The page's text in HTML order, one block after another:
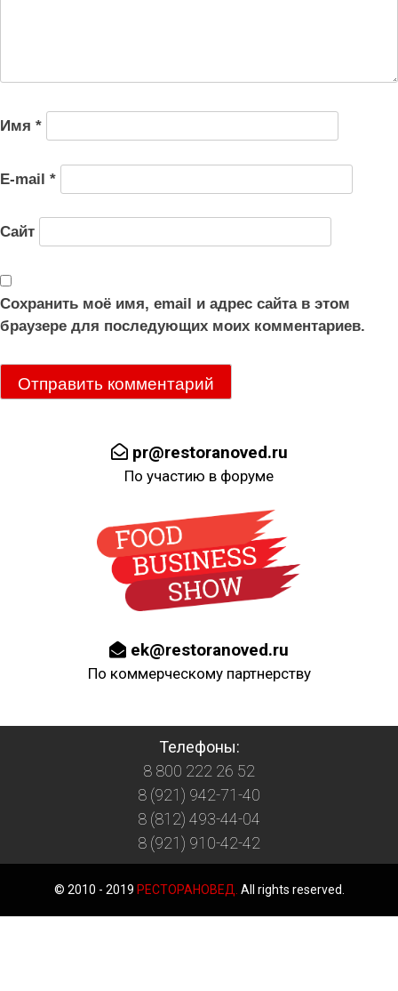
Имя *
E-mail *
Сайт
Сохранить моё имя, email и адрес сайта в этом
браузере для последующих моих комментариев.
pr@restoranoved.ru
По участию в форуме
ek@restoranoved.ru
По коммерческому партнерству
Телефоны:
8 800 222 26 52
8 (921) 942-71-40
8 (812) 493-44-04
8 (921) 910-42-42
© 2010 - 2019 РЕСТОРАНОВЕД. All rights reserved.